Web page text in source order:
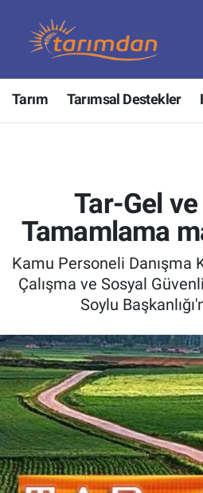
Tarım Tarımsal Destekler
Tar-Gel
Tamamlama
Kamu Personeli Danışma
Çalışma ve Sosyal
Soylu
Tarım
Hayvancılık
Tarımsal Destekler
Tarım Bakanlığı
TZOB
Tarım Kredi
Pankobirlik
Et fiyatları
Tarım Bilgisi
Nöbetçi Eczaneler
Hava Durumu
Tüm Manşetler
Son Dakika Haberleri
Haber Arşivi